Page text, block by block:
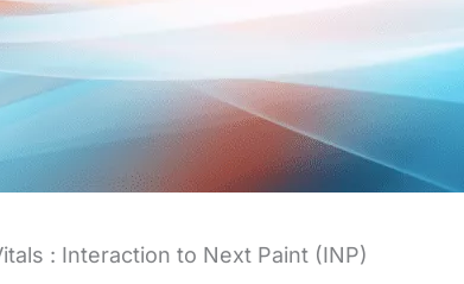
: Interaction to Next Paint (INP)